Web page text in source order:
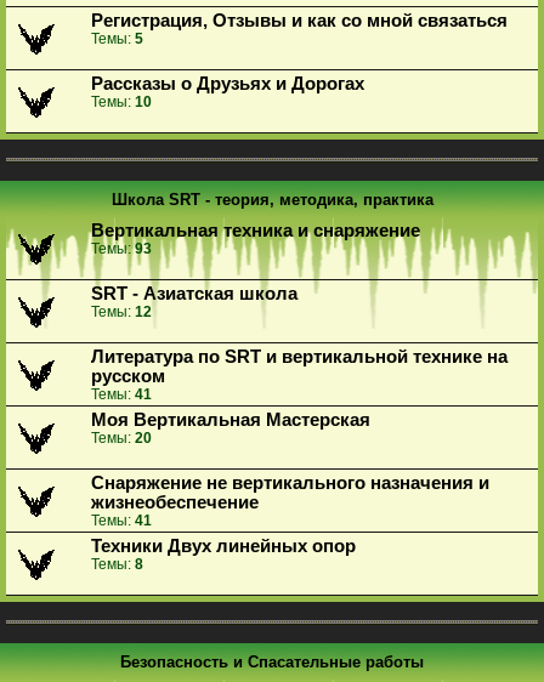
Регистрация, Отзывы и как со мной связаться
Темы: 5
Рассказы о Друзьях и Дорогах
Темы: 10
Школа SRT - теория, методика, практика
Вертикальная техника и снаряжение
Темы:93
SRT - Азиатская школа
Темы: 12
Литература по SRT и вертикальной технике на
русском
Темы: 41
Моя Вертикальная Мастерская
Темы: 20
Снаряжение не вертикального назначения и
жизнеобеспечение
Темы: 41
Техники Двух линейных опор
Темы: 8
Безопасность и Спасательные работы